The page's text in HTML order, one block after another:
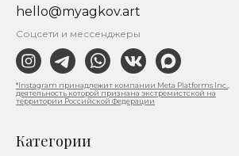
Категории
Соцсети и мессенджеры
hello@myagkov.art
*Instagram принадлежит компании Meta Platforms Inc.,
деятельность которой признана экстремистской на
территории Российской Федерации